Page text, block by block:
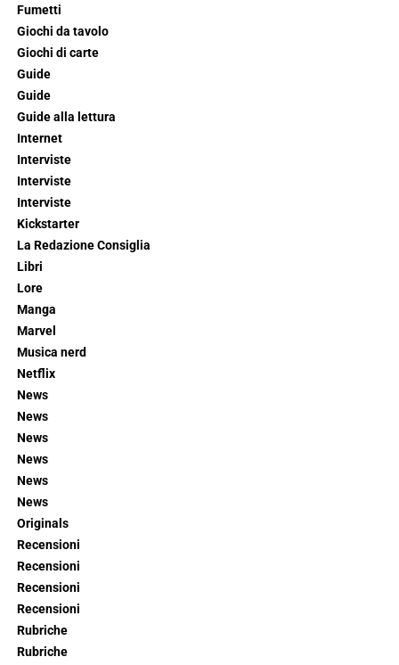
Fumetti
Giochi da tavolo
Giochi di carte
Guide
Guide
Guide alla lettura
Internet
Interviste
Interviste
Interviste
Kickstarter
La Redazione Consiglia
Libri
Lore
Manga
Marvel
Musica nerd
Netflix
News
News
News
News
News
News
Originals
Recensioni
Recensioni
Recensioni
Recensioni
Rubriche
Rubriche